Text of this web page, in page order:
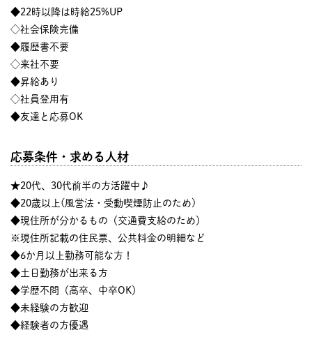
◆22時以降は時給25%UP
◇社会保険完備
◆履歴書不要
◇来社不要
◆昇給あり
◇社員登用有
◆友達と応募OK
応募条件・求める人材
★20代、30代前半の方活躍中♪
◆20歳以上(風営法・受動喫煙防止のため)
◆現住所が分かるもの（交通費支給のため）
※現住所記載の住民票、公共料金の明細など
◆6か月以上勤務可能な方！
◆土日勤務が出来る方
◆学歴不問（高卒、中卒OK）
◆未経験の方歓迎
◆経験者の方優遇